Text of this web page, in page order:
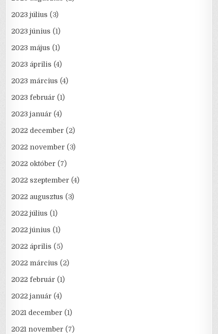
2023 július (3)
2023 június (1)
2023 május (1)
2023 április (4)
2023 március (4)
2023 február (1)
2023 január (4)
2022 december (2)
2022 november (3)
2022 október (7)
2022 szeptember (4)
2022 augusztus (3)
2022 július (1)
2022 június (1)
2022 április (5)
2022 március (2)
2022 február (1)
2022 január (4)
2021 december (1)
2021 november (7)